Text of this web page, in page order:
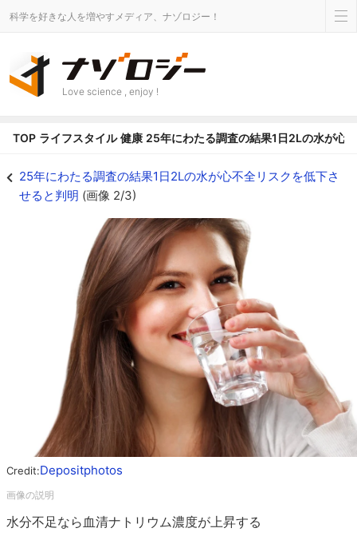
科学を好きな人を増やすメディア、ナゾロジー！
Love science , enjoy !
TOP ライフスタイル 健康 25年にわたる調査の結果1日2Lの水が心
25年にわたる調査の結果1日2Lの水が心不全リスクを低下さ
せると判明 (画像 2/3)
Credit:Depositphotos
水分不足なら血清ナトリウム濃度が上昇する